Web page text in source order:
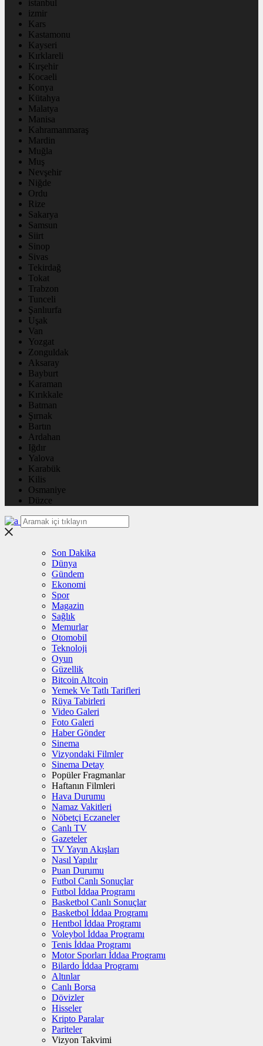
istanbul
izmir
Kars
Kastamonu
Kayseri
Kırklareli
Kırşehir
Kocaeli
Konya
Kütahya
Malatya
Manisa
Kahramanmaraş
Mardin
Muğla
Muş
Nevşehir
Niğde
Ordu
Rize
Sakarya
Samsun
Siirt
Sinop
Sivas
Tekirdağ
Tokat
Trabzon
Tunceli
Şanlıurfa
Uşak
Van
Yozgat
Zonguldak
Aksaray
Bayburt
Karaman
Kırıkkale
Batman
Şırnak
Bartın
Ardahan
Iğdır
Yalova
Karabük
Kilis
Osmaniye
Düzce
Son Dakika
Dünya
Gündem
Ekonomi
Spor
Magazin
Sağlık
Memurlar
Otomobil
Teknoloji
Oyun
Güzellik
Bitcoin Altcoin
Yemek Ve Tatlı Tarifleri
Rüya Tabirleri
Video Galeri
Foto Galeri
Haber Gönder
Sinema
Vizyondaki Filmler
Sinema Detay
Popüler Fragmanlar
Haftanın Filmleri
Hava Durumu
Namaz Vakitleri
Nöbetçi Eczaneler
Canlı TV
Gazeteler
TV Yayın Akışları
Nasıl Yapılır
Puan Durumu
Futbol Canlı Sonuçlar
Futbol İddaa Programı
Basketbol Canlı Sonuçlar
Basketbol İddaa Programı
Hentbol İddaa Programı
Voleybol İddaa Programı
Tenis İddaa Programı
Motor Sporları İddaa Programı
Bilardo İddaa Programı
Altınlar
Canlı Borsa
Dövizler
Hisseler
Kripto Paralar
Pariteler
Vizyon Takvimi